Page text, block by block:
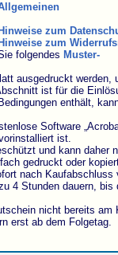
Hinweise zum
Hinweise zum
folgendes Muster-
ausgedruckt werden,
ist für die
enthält,
Software
ist.
und kann daher
gedruckt oder
nach Kaufabschluss
4 Stunden dauern, bis
nicht bereits am
erst ab dem Folgetag.